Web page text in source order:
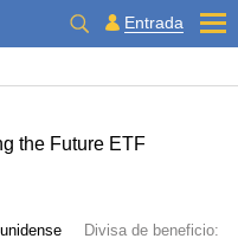
Entrada
the Future ETF
Divisa de beneficio: